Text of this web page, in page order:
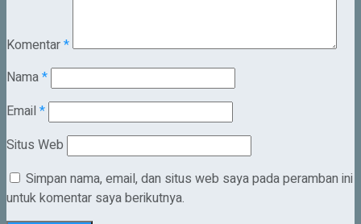
Komentar*
Nama*
Email *
Situs Web
Simpan nama, email, dan situs web saya pada peramban ini
untuk komentar saya berikutnya.